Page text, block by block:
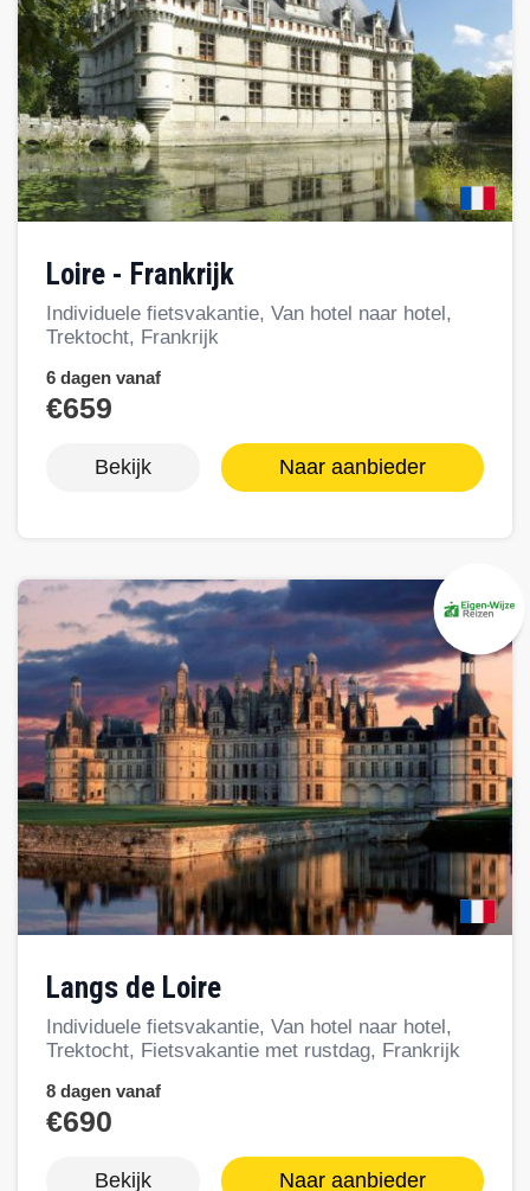
Loire - Frankrijk
Individuele fietsvakantie, Van hotel naar hotel,
Trektocht, Frankrijk
6 dagen vanaf
€659
Bekijk Naar aanbieder
Langs de Loire
Individuele fietsvakantie, Van hotel naar hotel,
Trektocht, Fietsvakantie met rustdag, Frankrijk
8 dagen vanaf
€690
Bekijk Naar aanbieder